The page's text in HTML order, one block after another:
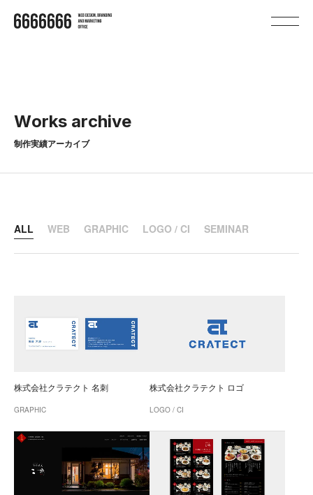
Works archive
制作実績アーカイブ
ALL WEB GRAPHIC LOGO / CI SEMINAR
株式会社クラテクト 名刺
GRAPHIC
株式会社クラテクト ロゴ
LOGO / CI